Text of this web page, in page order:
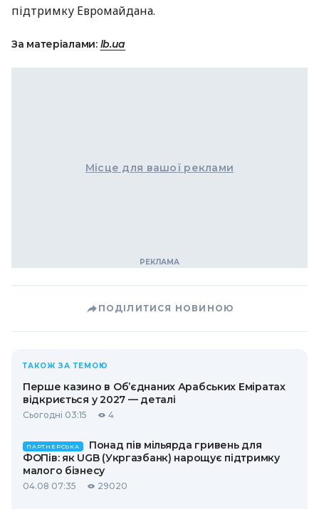
підтримку Евромайдана.
За матеріалами: lb.ua
Місце для вашої реклами
ПОДІЛИТИСЯ НОВИНОЮ
ТАКОЖ ЗА ТЕМОЮ
Перше казино в Об’єднаних Арабських Еміратах
відкриється у 2027 — деталі
Сьогодні 03:15 4
ПАРТНЕРСЬКА
Понад пів мільярда гривень для
ФОПів: як UGB (Укргазбанк) нарощує підтримку
малого бізнесу
04.08 07:35 29020